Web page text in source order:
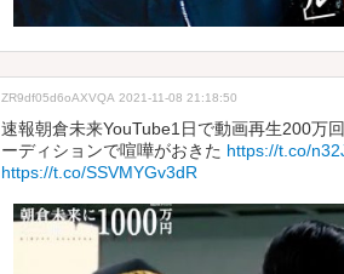
ZR9df05d6oAXVQA 2021-11-08 21:18:50
速報朝倉未来YouTube1日で動画再生200万
ーディションで喧嘩がおきた https://t.co/
https://t.co/SSVMYGv3dR